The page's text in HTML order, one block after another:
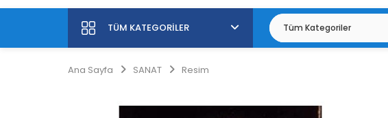
TÜM KATEGORILER
Ana Sayfa SANAT Resim